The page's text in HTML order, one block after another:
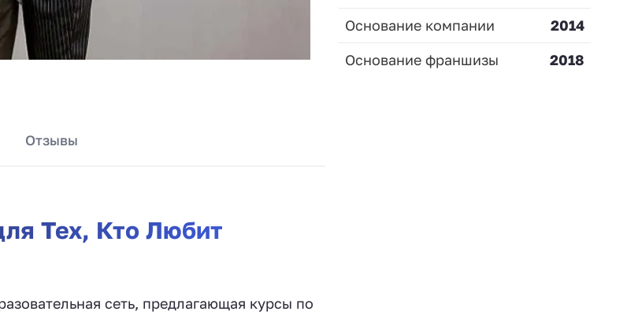
Отзывы
Тех, Кто Любит
сеть, предлагающая курсы по
Основание компании
2014
Основание франшизы
2018